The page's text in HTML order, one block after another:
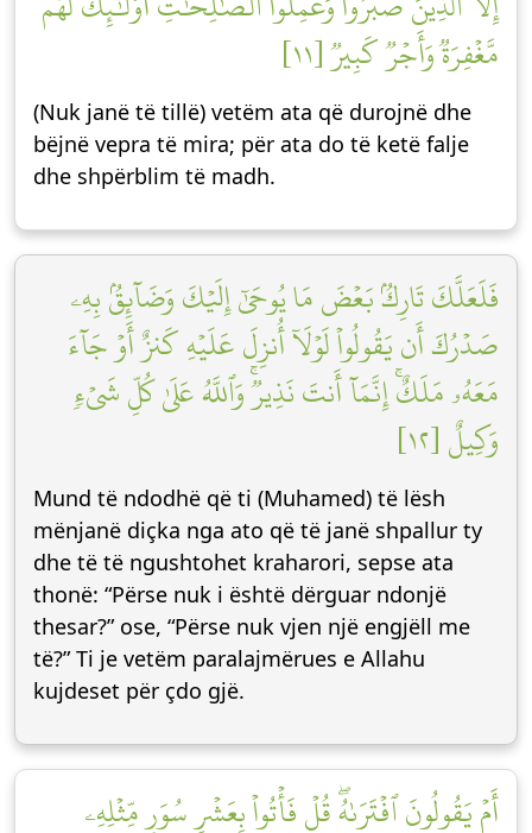
مَّغۡفِرَةٞ وَأَجۡرٞ كَبِيرٞ [١١]
(Nuk janë të tillë) vetëm ata që durojnë dhe
bëjnë vepra të mira; për ata do të ketë falje
dhe shpërblim të madh.
فَلَعَلَّكَ تَارِكُۢ بَعۡضَ مَا يُوحَىٰٓ إِلَيۡكَ وَضَآئِقُۢ بِهِۦ
صَدۡرُكَ أَن يَقُولُواْ لَوۡلَآ أُنزِلَ عَلَيۡهِ كَنزٌ أَوۡ جَآءَ
مَعَهُۥ مَلَكٌۚ إِنَّمَآ أَنتَ نَذِيرٞۚ وَٱللَّهُ عَلَىٰ كُلِّ شَيۡءٖ
وَكِيلٌ [١٢]
Mund të ndodhë që ti (Muhamed) të lësh
mënjanë diçka nga ato që të janë shpallur ty
dhe të të ngushtohet kraharori, sepse ata
thonë: “Përse nuk i është dërguar ndonjë
thesar?” ose, “Përse nuk vjen një engjëll me
të?” Ti je vetëm paralajmërues e Allahu
kujdeset për çdo gjë.
أَمۡ يَقُولُونَ ٱفۡتَرَىٰهُۖ قُلۡ فَأۡتُواْ بِعَشۡرِ سُوَرٖ مِّثۡلِهِۦ